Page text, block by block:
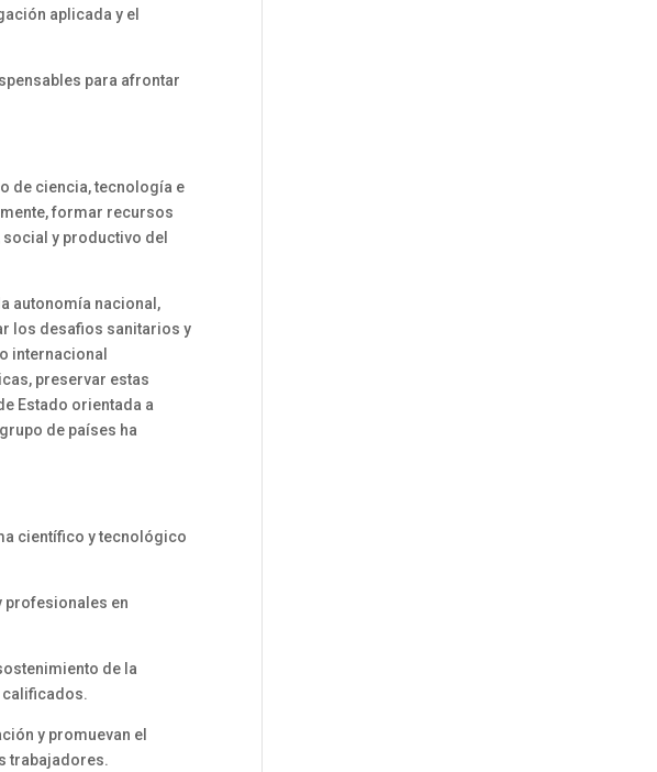
aplicada y el
para afrontar
de ciencia, tecnología e
formar recursos
y productivo del
autonomía nacional,
los desafios sanitarios y
internacional
preservar estas
Estado orientada a
de países ha
científico y tecnológico
profesionales en
de la
calificados.
y promuevan el
trabajadores.